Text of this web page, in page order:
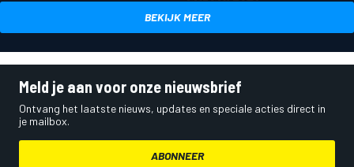
BEKIJK MEER
Meld je aan voor onze nieuwsbrief
Ontvang het laatste nieuws, updates en speciale acties direct in
je mailbox.
ABONNEER